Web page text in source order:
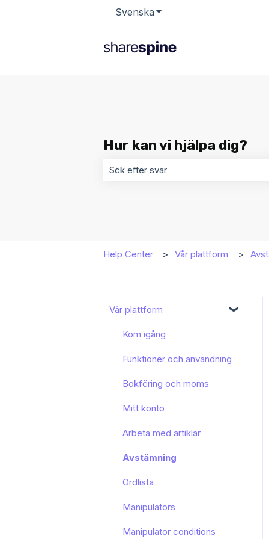
Svenska Visa undermenyer för
Hur kan vi hjälpa dig?
Help Center Vår plattform
Vår plattform
Kom igång
Funktioner och användning
Bokföring och moms
Mitt konto
Arbeta med artiklar
Avstämning
Ordlista
Manipulators
Manipulator conditions